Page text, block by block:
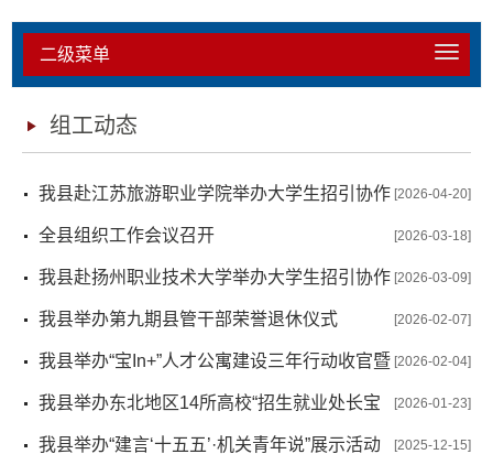
二级菜单
组工动态
[2026-04-20]
我县赴江苏旅游职业学院举办大学生招引协作
工作推进会 [2026-03-18]
全县组织工作会议召开
[2026-03-09]
我县赴扬州职业技术大学举办大学生招引协作
工作推进会 [2026-02-07]
我县举办第九期县管干部荣誉退休仪式
[2026-02-04]
我县举办“宝In+”人才公寓建设三年行动收官暨
2025年建设项目启用活动 [2026-01-23]
我县举办东北地区14所高校“招生就业处长宝
应行”活动 [2025-12-15]
我县举办“建言‘十五五’·机关青年说”展示活动